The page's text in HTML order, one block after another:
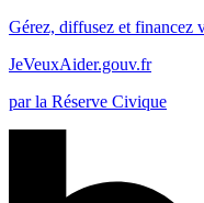
Gérez, diffusez et financez
JeVeuxAider.gouv.fr
par la Réserve Civique